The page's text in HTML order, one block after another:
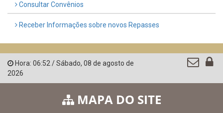
Consultar Convênios
Receber Informações sobre novos Repasses
Hora: 06:52/Sábado, 08 de agosto de
2026
MAPA DO SITE